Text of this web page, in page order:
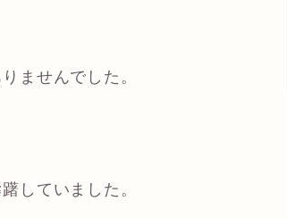
ませんでした。
していました。